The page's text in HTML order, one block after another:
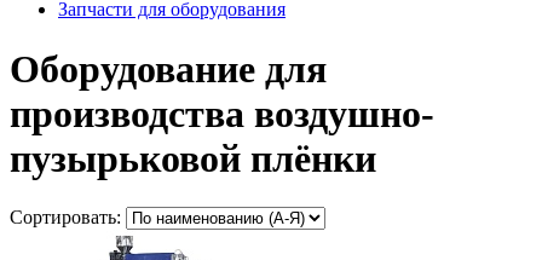
Запчасти для оборудования
Оборудование для
производства воздушно-
пузырьковой плёнки
Сортировать: